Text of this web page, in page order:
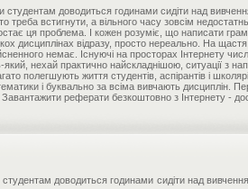
студентам доводиться годинами сидіти над
треба встигнути, а вільного часу зовсім
ця проблема. І кожен розуміє, що написати
дисциплінах відразу, просто нереально. На
немає. Існуючі на просторах Інтернету
який, нехай практично найскладнішою, ситуації з
полегшують життя студентів, аспірантів і
і буквально за всіма вивчають дисциплін.
реферати безкоштовно з Інтернету -
студентам доводиться годинами сидіти над